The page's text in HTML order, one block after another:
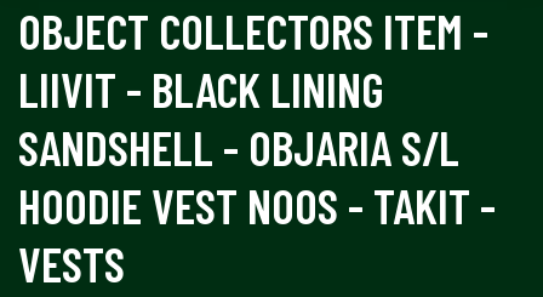
OBJECT COLLECTORS ITEM -
LIIVIT - BLACK LINING
SANDSHELL - OBJARIA S/L
HOODIE VEST NOOS - TAKIT -
VESTS